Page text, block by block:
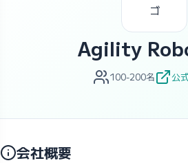
Agility
100-200名 公
会社概要